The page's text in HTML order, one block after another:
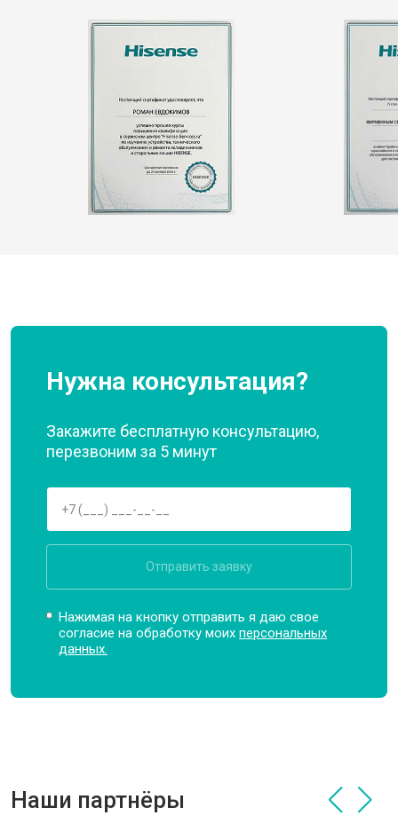
Нужна консультация?
Закажите бесплатную консультацию,
перезвоним за 5 минут
Отправить заявку
Нажимая на кнопку отправить я даю свое
согласие на обработку моихперсональных
данных.
Наши партнёры